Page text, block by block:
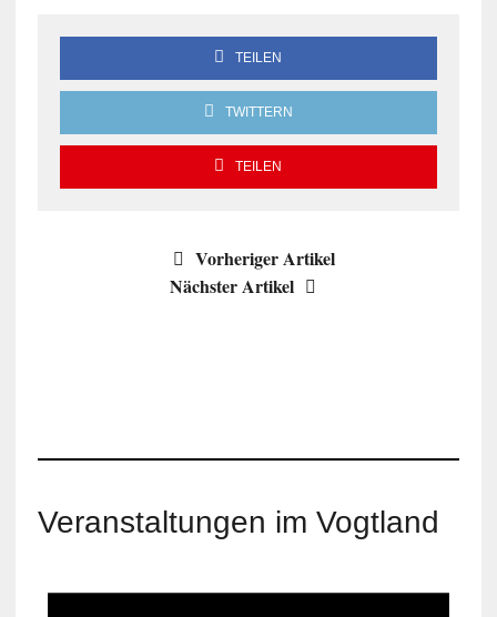
TEILEN
TWITTERN
TEILEN
Vorheriger Artikel
Nächster Artikel
Veranstaltungen im Vogtland